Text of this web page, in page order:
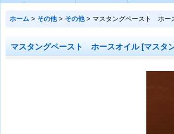
ホーム > その他 > その他 > マスタングペースト ホー
マスタングペースト ホースオイル [マスタ